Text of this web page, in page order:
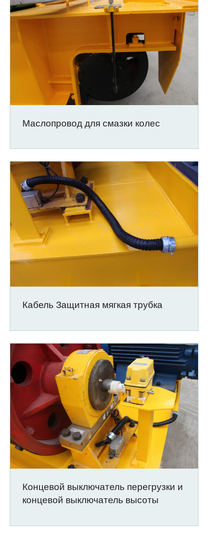
Маслопровод для смазки колес
Кабель Защитная мягкая трубка
Концевой выключатель перегрузки и
концевой выключатель высоты